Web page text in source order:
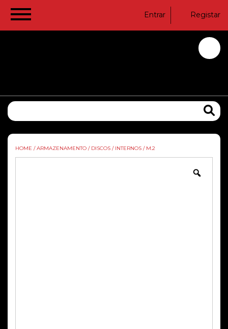
Entrar Registar
HOME / ARMAZENAMENTO / DISCOS / INTERNOS / M.2